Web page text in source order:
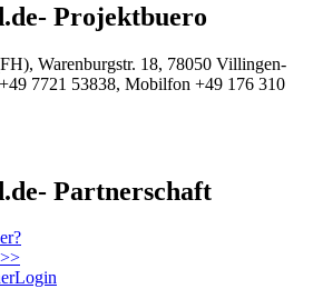
Projektbuero
Warenburgstr. 18, 78050 Villingen-
7721 53838, Mobilfon +49 176 310
Partnerschaft